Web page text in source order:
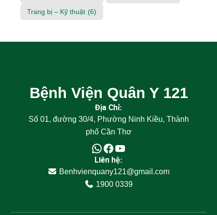
Trang bị – Kỹ thuật (6)
Bệnh Viện Quân Y 121
Địa Chỉ:
Số 01, đường 30/4, Phường Ninh Kiều, Thành
phố Cần Thơ
Liên hệ:
Benhvienquany121@gmail.com
1900 0339